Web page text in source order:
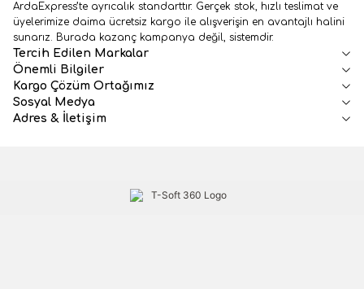
ArdaExpress’te ayrıcalık standarttır. Gerçek stok, hızlı teslimat ve
üyelerimize daima ücretsiz kargo ile alışverişin en avantajlı halini
sunarız. Burada kazanç kampanya değil, sistemdir.
Tercih Edilen Markalar
Önemli Bilgiler
Kargo Çözüm Ortağımız
Sosyal Medya
Adres & İletişim